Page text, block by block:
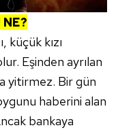
kızı
Eşinden ayrılan
yitirmez. Bir gün
haberini alan
bankaya